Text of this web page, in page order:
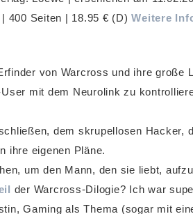
400 Seiten | 18.95 € (D)Weitere
von Warcross und ihre große
mit dem Neurolink zu
dem skrupellosen Hacker,
ihre eigenen Pläne.
um den Mann, den sie liebt,
der Warcross-Dilogie? Ich war
Gaming als Thema (sogar mit